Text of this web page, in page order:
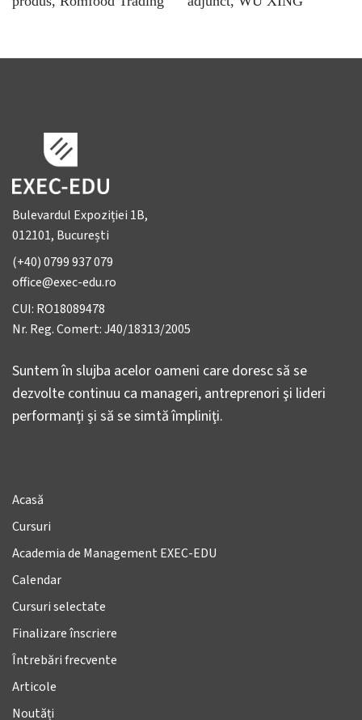
Bulevardul Expoziției 1B,
012101, București
(+40) 0799 937 079
office@exec-edu.ro
CUI: RO18089478
Nr. Reg. Comert: J40/18313/2005
Suntem în slujba acelor oameni care doresc să se
dezvolte continuu ca manageri, antreprenori şi lideri
performanţi şi să se simtă împliniţi.
Acasă
Cursuri
Academia de Management EXEC-EDU
Calendar
Cursuri selectate
Finalizare înscriere
Întrebări frecvente
Articole
Noutăți